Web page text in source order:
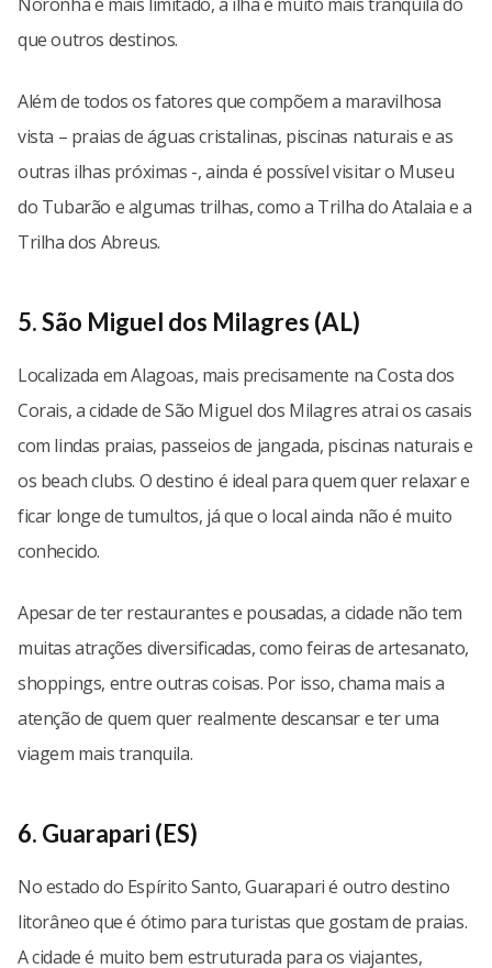
que outros destinos.
Além de todos os fatores que compõem a maravilhosa
vista – praias de águas cristalinas, piscinas naturais e as
outras ilhas próximas -, ainda é possível visitar o Museu
do Tubarão e algumas trilhas, como a Trilha do Atalaia e a
Trilha dos Abreus.
5. São Miguel dos Milagres (AL)
Localizada em Alagoas, mais precisamente na Costa dos
Corais, a cidade de São Miguel dos Milagres atrai os casais
com lindas praias, passeios de jangada, piscinas naturais e
os beach clubs. O destino é ideal para quem quer relaxar e
ficar longe de tumultos, já que o local ainda não é muito
conhecido.
Apesar de ter restaurantes e pousadas, a cidade não tem
muitas atrações diversificadas, como feiras de artesanato,
shoppings, entre outras coisas. Por isso, chama mais a
atenção de quem quer realmente descansar e ter uma
viagem mais tranquila.
6. Guarapari (ES)
No estado do Espírito Santo, Guarapari é outro destino
litorâneo que é ótimo para turistas que gostam de praias.
A cidade é muito bem estruturada para os viajantes,